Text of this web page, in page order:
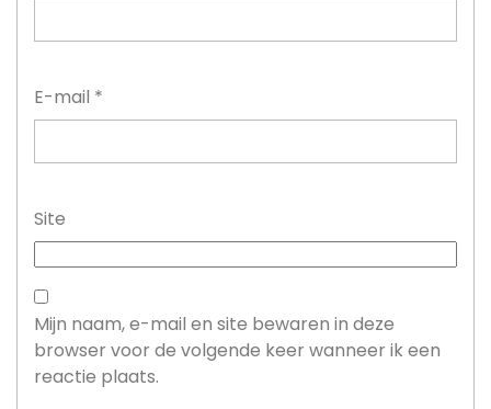
E-mail *
Site
Mijn naam, e-mail en site bewaren in deze
browser voor de volgende keer wanneer ik een
reactie plaats.